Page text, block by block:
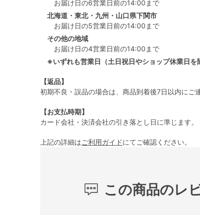
お届け日の6営業日前の14:00まで
北海道・東北・九州・山口県下関市
お届け日の5営業日前の14:00まで
その他の地域
お届け日の4営業日前の14:00まで
※いずれも営業日（土日祝日やショップ休業日を
【返品】
初期不良・誤品の場合は、商品到着後7日以内にご
【お支払時期】
カード会社・決済会社の引き落とし日に準じます。
上記の詳細はご利用ガイドにてご確認ください。
この商品のレ